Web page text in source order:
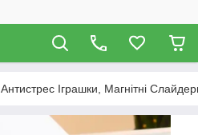
Антистрес Іграшки, Магнітні